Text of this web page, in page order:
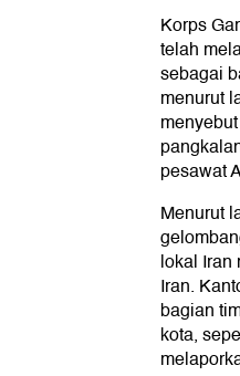
Korps
telah
sebagai
menurut
pesawat
Menurut
lokal Iran
Iran.
bagian
kota,